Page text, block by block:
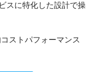
スに特化した設計で操
ストパフォーマンス